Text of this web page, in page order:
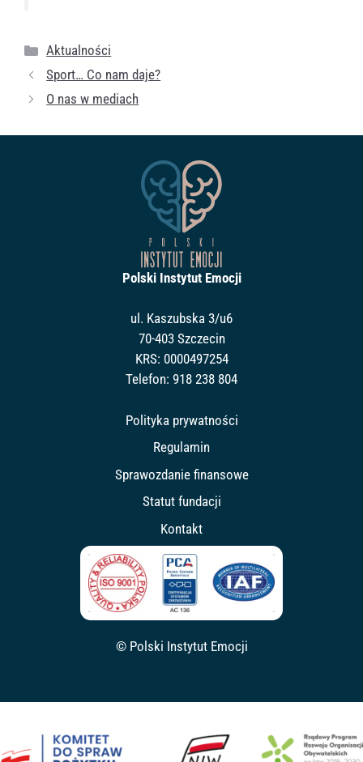
Kategorie
Aktualności
Sport… Co nam daje?
O nas w mediach
Polski Instytut Emocji
ul. Kaszubska 3/u6
70-403 Szczecin
KRS: 0000497254
Telefon: 918 238 804
Polityka prywatności
Regulamin
Sprawozdanie finansowe
Statut fundacji
Kontakt
© Polski Instytut Emocji